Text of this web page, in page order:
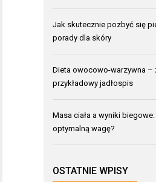
Jak skutecznie pozbyć się
porady dla skóry
Dieta owocowo-warzywna –
przykładowy jadłospis
Masa ciała a wyniki
optymalną wagę?
OSTATNIE WPISY